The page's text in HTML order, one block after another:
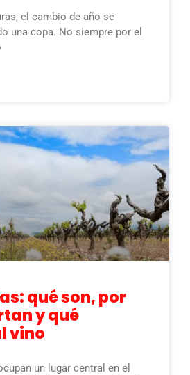
el cambio de año se
una copa. No siempre por el
qué son, por
y qué
vino
un lugar central en el